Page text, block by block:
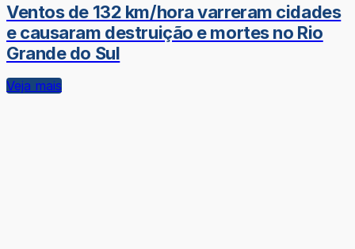
Ventos de 132 km/hora varreram cidades
e causaram destruição e mortes no Rio
Grande do Sul
Veja mais